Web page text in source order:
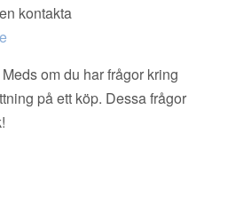
kontakta
om du har frågor kring
på ett köp. Dessa frågor